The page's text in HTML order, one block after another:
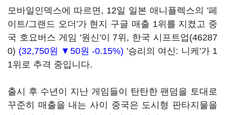
모바일인덱스에 따르면, 12일 일본 애니플렉스의 '페
이트/그랜드 오더'가 현지 구글 매출 1위를 지켰고 중
국 호요버스 게임 '원신'이 7위, 한국 시프트업(46287
0) (32,750원 ▼50원 -0.15%) '승리의 여신: 니케'가 1
1위로 추격 중입니다.
출시 후 수년이 지난 게임들이 탄탄한 팬덤을 토대로
꾸준히 매출을 내는 사이 중국은 도시형 판타지물을